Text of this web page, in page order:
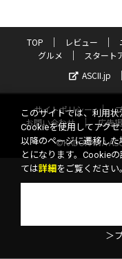
TOP レビュー
グルメ
スタート
ASCII.jp
サイトポリシー
お問い合わせ
広告
©KADOKAWA
このサイトでは、利用状
Cookieを使用してアク
以降のページに遷移し
とになります。Cookie
ては詳細 をご覧ください
＞